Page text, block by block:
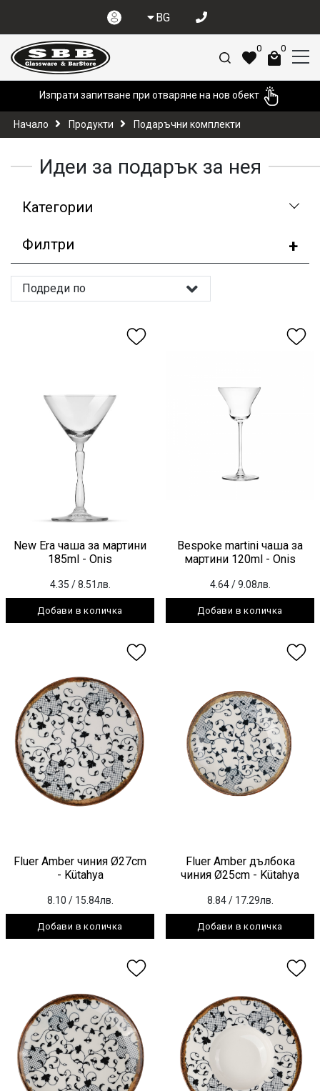
BG
0 0
Изпрати запитване при отваряне на нов обект
Начало Продукти Подаръчни комплекти
Идеи за подарък за нея
Категории
Филтри
Подреди по
New Era чаша за мартини
185ml - Onis
4.35 / 8.51лв.
Добави в количка
Bespoke martini чаша за
мартини 120ml - Onis
4.64 / 9.08лв.
Добави в количка
Fluer Amber чиния Ø27cm
- Kütahya
8.10 / 15.84лв.
Добави в количка
Fluer Amber дълбока
чиния Ø25cm - Kütahya
8.84 / 17.29лв.
Добави в количка